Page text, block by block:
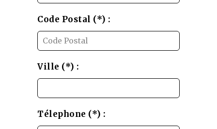
Code Postal (*) :
Ville (*) :
Télephone (*) :